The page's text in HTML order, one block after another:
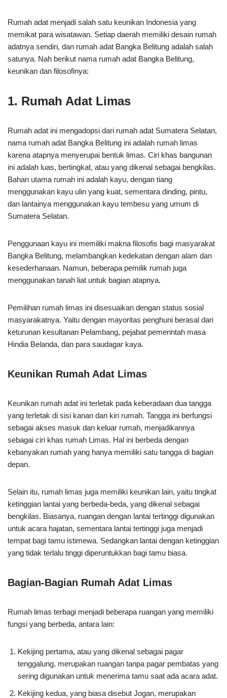
Rumah adat menjadi salah satu keunikan Indonesia yang
memikat para wisatawan. Setiap daerah memiliki desain rumah
adatnya sendiri, dan rumah adat Bangka Belitung adalah salah
satunya. Nah berikut nama rumah adat Bangka Belitung,
keunikan dan filosofinya:
1. Rumah Adat Limas
Rumah adat ini mengadopsi dari rumah adat Sumatera Selatan,
nama rumah adat Bangka Belitung ini adalah rumah limas
karena atapnya menyerupai bentuk limas. Ciri khas bangunan
ini adalah luas, bertingkat, atau yang dikenal sebagai bengkilas.
Bahan utama rumah ini adalah kayu, dengan tiang
menggunakan kayu ulin yang kuat, sementara dinding, pintu,
dan lantainya menggunakan kayu tembesu yang umum di
Sumatera Selatan.
Penggunaan kayu ini memiliki makna filosofis bagi masyarakat
Bangka Belitung, melambangkan kedekatan dengan alam dan
kesederhanaan. Namun, beberapa pemilik rumah juga
menggunakan tanah liat untuk bagian atapnya.
Pemilihan rumah limas ini disesuaikan dengan status sosial
masyarakatnya. Yaitu dengan mayoritas penghuni berasal dari
keturunan kesultanan Pelambang, pejabat pemerintah masa
Hindia Belanda, dan para saudagar kaya.
Keunikan Rumah Adat Limas
Keunikan rumah adat ini terletak pada keberadaan dua tangga
yang terletak di sisi kanan dan kiri rumah. Tangga ini berfungsi
sebagai akses masuk dan keluar rumah, menjadikannya
sebagai ciri khas rumah Limas. Hal ini berbeda dengan
kebanyakan rumah yang hanya memiliki satu tangga di bagian
depan.
Selain itu, rumah limas juga memiliki keunikan lain, yaitu tingkat
ketinggian lantai yang berbeda-beda, yang dikenal sebagai
bengkilas. Biasanya, ruangan dengan lantai tertinggi digunakan
untuk acara hajatan, sementara lantai tertinggi juga menjadi
tempat bagi tamu istimewa. Sedangkan lantai dengan ketinggian
yang tidak terlalu tinggi diperuntukkan bagi tamu biasa.
Bagian-Bagian Rumah Adat Limas
Rumah limas terbagi menjadi beberapa ruangan yang memiliki
fungsi yang berbeda, antara lain:
Kekijing pertama, atau yang dikenal sebagai pagar
tenggalung, merupakan ruangan tanpa pagar pembatas yang
sering digunakan untuk menerima tamu saat ada acara adat.
Kekijing kedua, yang biasa disebut Jogan, merupakan